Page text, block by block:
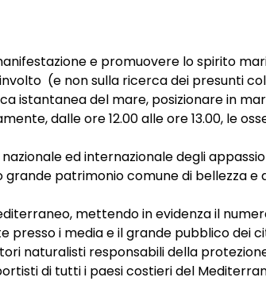
e promuovere lo spirito
(e non sulla ricerca dei presunti
istantanea del mare, posizionare in
dalle ore 12.00 alle ore 13.00, le
ed internazionale degli
patrimonio comune di bellezza e
mettendo in evidenza il
presso i media e il grande pubblico dei
naturalisti responsabili della
di tutti i paesi costieri del